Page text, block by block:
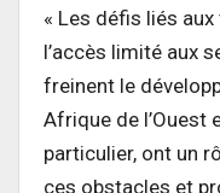
« Les défis liés
l’accès limité aux
freinent le
Afrique de l’Ouest
particulier, ont un
ces obstacles et